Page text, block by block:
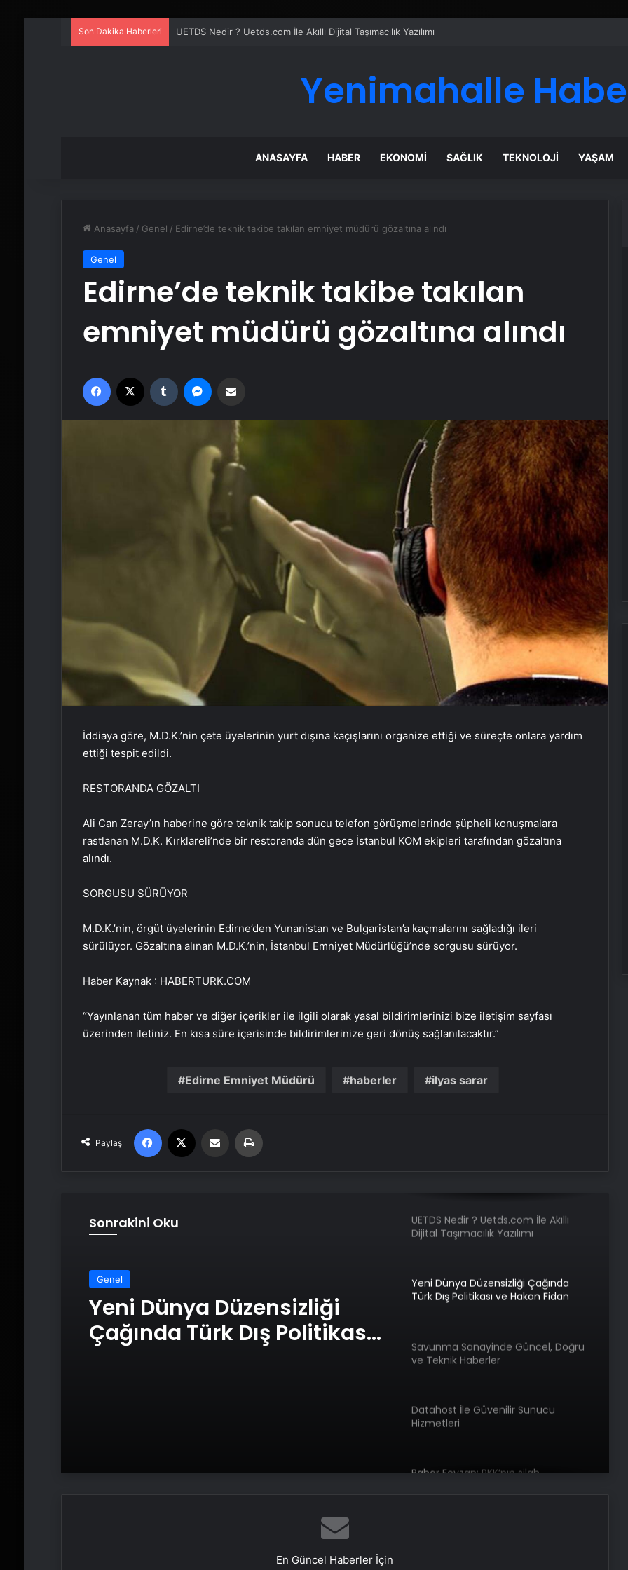
Son Dakika Haberleri Yeni Dünya Düzensizliği Çağında Türk Dış Politikası ve Hakan Fidan Faktörü
Yenimahalle
ANASAYFA HABER EKONOMI SAĞLIK TEKNOLOJI YAŞAM
Anasayfa / Genel / Edirne’de teknik takibe takılan emniyet müdürü gözaltına alındı
Genel
Edirne’de teknik takibe takılan
emniyet müdürü gözaltına alındı
Facebook Tumblr
İddiaya göre, M.D.K.’nin çete üyelerinin yurt dışına kaçışlarını organize ettiği ve süreçte onlara yardım
ettiği tespit edildi.
RESTORANDA GÖZALTI
Ali Can Zeray’ın haberine göre teknik takip sonucu telefon görüşmelerinde şüpheli konuşmalara
rastlanan M.D.K. Kırklareli’nde bir restoranda dün gece İstanbul KOM ekipleri tarafından gözaltına
alındı.
SORGUSU SÜRÜYOR
M.D.K.’nin, örgüt üyelerinin Edirne’den Yunanistan ve Bulgaristan’a kaçmalarını sağladığı ileri
sürülüyor. Gözaltına alınan M.D.K.’nin, İstanbul Emniyet Müdürlüğü’nde sorgusu sürüyor.
Haber Kaynak : HABERTURK.COM
“Yayınlanan tüm haber ve diğer içerikler ile ilgili olarak yasal bildirimlerinizi bize iletişim sayfası
üzerinden iletiniz. En kısa süre içerisinde bildirimlerinize geri dönüş sağlanılacaktır.”
Edirne Emniyet Müdürü haberler ilyas sarar
Paylaş
Facebook Email'den paylaş
Sonrakini Oku
Genel
Yeni Dünya Düzensizliği
Çağında Türk Dış Politikası
Bahar Feyzan: PKK’nın silah
Havada motoru arızalanan uçak
İstanbul’a tek motorla iniş yaptı
UETDS Nedir ? Uetds.com İle Akıllı
Dijital Taşımacılık Yazılımı
Yeni Dünya Düzensizliği Çağında
Türk Dış Politikası ve Hakan Fidan
Savunma Sanayinde Güncel, Doğru
ve Teknik Haberler
Datahost İle Güvenilir Sunucu
Hizmetleri
Bahar Feyzan: PKK’nın silah
En Güncel Haberler İçin